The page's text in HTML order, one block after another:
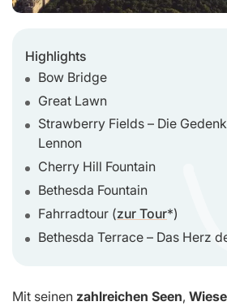
Highlights
Bow Bridge
Great Lawn
Strawberry Fields – Die
Lennon
Cherry Hill Fountain
Bethesda Fountain
Fahrradtour (zur Tour )
Bethesda Terrace – Das Herz
Mit seinen zahlreichen Seen,